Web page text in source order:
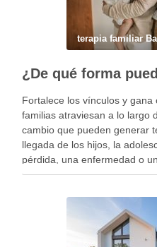
terapia familiar
Fortalece los vínculos y
familias atraviesan a lo largo
cambio que pueden generar
llegada de los hijos, la
pérdida, una enfermedad o
pueden alterar el equilibrio